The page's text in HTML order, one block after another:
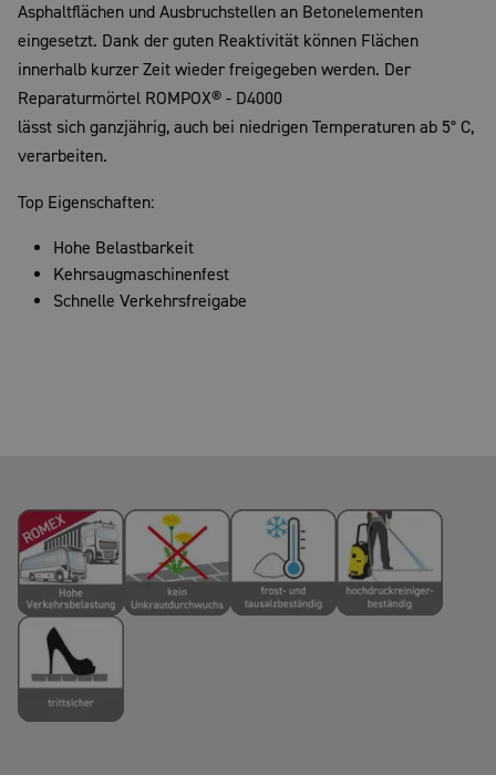
Asphaltflächen und Ausbruchstellen an Betonelementen
eingesetzt. Dank der guten Reaktivität können Flächen
innerhalb kurzer Zeit wieder freigegeben werden. Der
Reparaturmörtel ROMPOX® - D4000
lässt sich ganzjährig, auch bei niedrigen Temperaturen ab 5° C,
verarbeiten.
Top Eigenschaften:
Hohe Belastbarkeit
Kehrsaugmaschinenfest
Schnelle Verkehrsfreigabe